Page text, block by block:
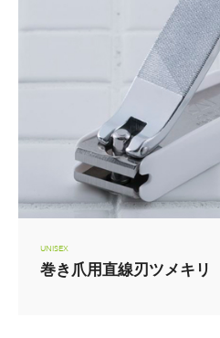
UNISEX
巻き爪用直線刃ツメキリ